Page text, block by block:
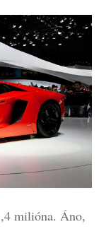
milióna. Áno,